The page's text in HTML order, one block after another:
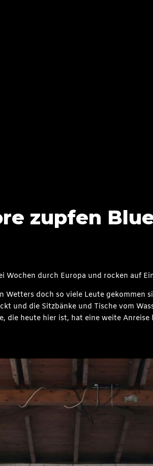
zupfen
Wochen durch Europa und rocken auf
Wetters doch so viele Leute gekommen
und die Sitzbänke und Tische vom
die heute hier ist, hat eine weite